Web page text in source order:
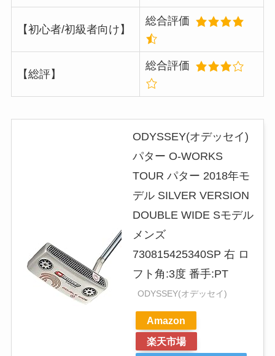
【初心者/初級者向け】
総合評価
【総評】
総合評価
ODYSSEY(オデッセイ)
パター O-WORKS
TOUR パター 2018年モ
デル SILVER VERSION
DOUBLE WIDE Sモデル
メンズ
730815425340SP 右 ロ
フト角:3度 番手:PT
ODYSSEY(オデッセイ)
Amazon
楽天市場